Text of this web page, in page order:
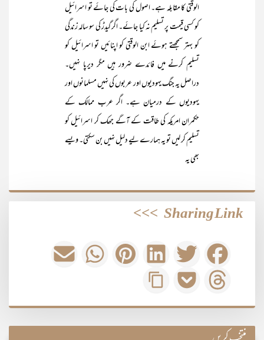
الوقتی کا مقابلہ ہے۔ اصول کی بات کی جائے تو اسرائیل
کو کسی قیمت پر تسلیم نہ کیا جائے۔ اگر گیدڑ کی سو سالہ زندگی
کو بہتر سمجھتے ہوئے ابن الوقتی کو اپنائیں تو اسرائیل کو
تسلیم کرنے میں فائدے ضرور ہیں مگر دیرپا نہیں۔
دراصل یہ جنگ یہودیوں اور عربوں کی نہیں مسلمانوں اور
یہودیوں کے درمیان ہے۔ اگر عرب ممالک کے
حکمران امریکہ کی طاقت کے آگے جھک کر اسرائیل کو
تسلیم کر لیں تو یہ ہمارے لیے دلیل نہیں بن سکتی۔ ویسے
بھی یہ
Sharing Link
>>>